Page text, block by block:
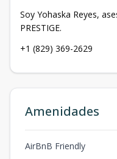
Soy Yohaska Reyes,
PRESTIGE.
+1 (829) 369-2629
Amenidades
AirBnB Friendly